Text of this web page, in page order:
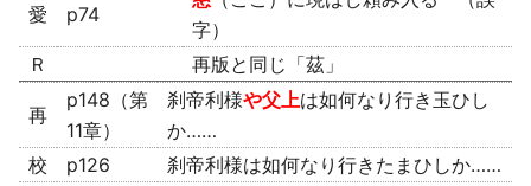
愛 p74
字）
Ｒ
再版と同じ「茲」
再
p148（第
11章）
刹帝利様や父上は如何なり行き玉ひし
か……
校
p126
刹帝利様は如何なり行きたまひしか……